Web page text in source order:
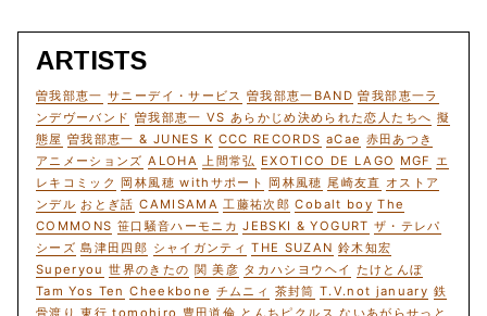
ARTISTS
曽我部恵一 サニーデイ・サービス 曽我部恵一BAND 曽我部恵一ラ
ンデヴーバンド 曽我部恵一 VS あらかじめ決められた恋人たちへ 擬
態屋 曽我部恵一 & JUNES K CCC RECORDS aCae 赤田あつき
アニメーションズ ALOHA 上間常弘 EXOTICO DE LAGO MGF エ
レキコミック 岡林風穂 withサポート 岡林風穂 尾崎友直 オストア
ンデル おとぎ話 CAMISAMA 工藤祐次郎 Cobalt boy The
COMMONS 笹口騒音ハーモニカ JEBSKI & YOGURT ザ・テレパ
シーズ 島津田四郎 シャイガンティ THE SUZAN 鈴木知宏
Superyou 世界のきたの 関 美彦 タカハシヨウヘイ たけとんぼ
Tam Yos Ten Cheekbone チムニィ 茶封筒 T.V.not january 鉄
骨渡り 東行 tomohiro 豊田道倫 とんちピクルス ないあがらせっと